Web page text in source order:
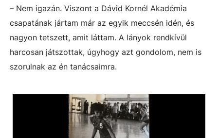
– Nem igazán. Viszont a Dávid Kornél Akadémia
csapatának jártam már az egyik meccsén idén, és
nagyon tetszett, amit láttam. A lányok rendkívül
harcosan játszottak, úgyhogy azt gondolom, nem is
szorulnak az én tanácsaimra.